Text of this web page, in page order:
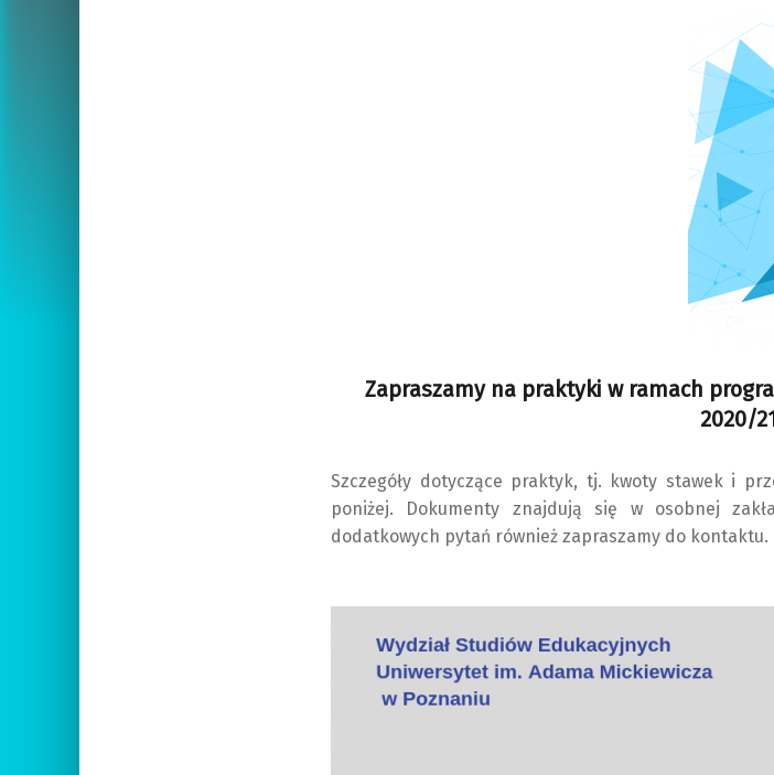
Zapraszamy na praktyki w ramach
2020/
Szczegóły dotyczące praktyk, tj. kwoty stawek i
poniżej. Dokumenty znajdują się w osobnej
dodatkowych pytań również zapraszamy do kontaktu.